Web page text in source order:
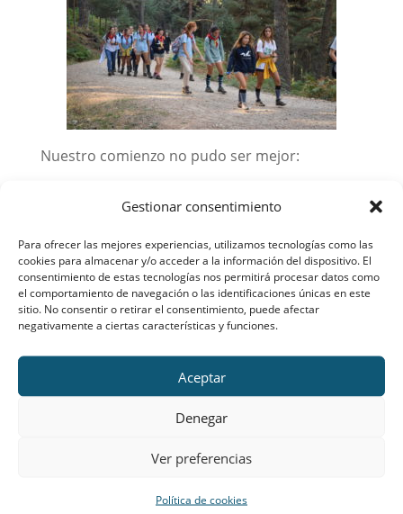
Gestionar consentimiento
Para ofrecer las mejores experiencias, utilizamos tecnologías como las
cookies para almacenar y/o acceder a la información del dispositivo. El
consentimiento de estas tecnologías nos permitirá procesar datos como
el comportamiento de navegación o las identificaciones únicas en este
sitio. No consentir o retirar el consentimiento, puede afectar
negativamente a ciertas características y funciones.
Aceptar
Denegar
Ver preferencias
Política de cookies
Nuestro comienzo no pudo ser mejor:
cuerpo como nuestra alma.
Madre María Félix pudimos disfrutar de un día